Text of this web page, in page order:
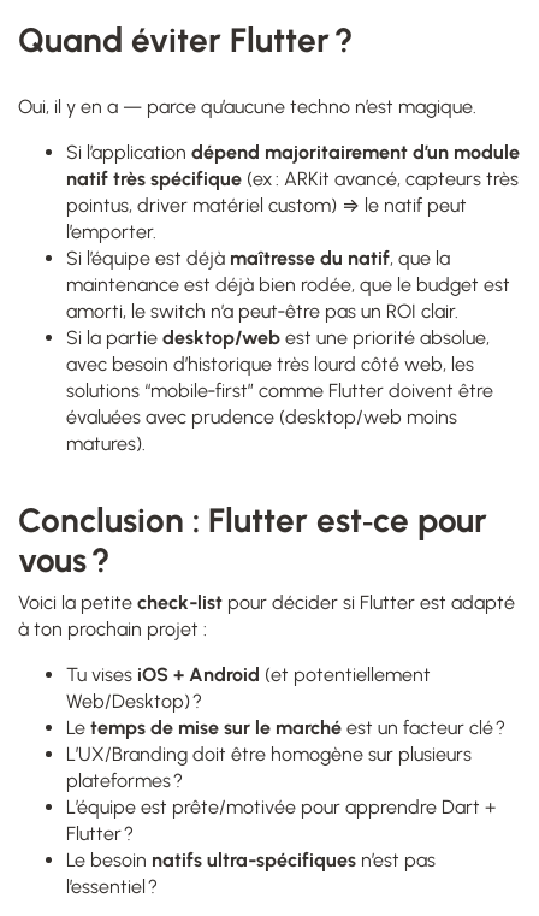
Quand éviter Flutter ?
Oui, il y en a — parce qu’aucune techno n’est magique.
Si l’application dépend majoritairement d’un module
natif très spécifique (ex : ARKit avancé, capteurs très
pointus, driver matériel custom) ⇒ le natif peut
l’emporter.
Si l’équipe est déjà maîtresse du natif, que la
maintenance est déjà bien rodée, que le budget est
amorti, le switch n’a peut‑être pas un ROI clair.
Si la partie desktop/web est une priorité absolue,
avec besoin d’historique très lourd côté web, les
solutions “mobile‑first” comme Flutter doivent être
évaluées avec prudence (desktop/web moins
matures).
Conclusion : Flutter est‑ce pour
vous ?
Voici la petite check‑list pour décider si Flutter est adapté
à ton prochain projet :
Tu vises iOS + Android (et potentiellement
Web/Desktop) ?
Le temps de mise sur le marché est un facteur clé ?
L’UX/Branding doit être homogène sur plusieurs
plateformes ?
L’équipe est prête/motivée pour apprendre Dart +
Flutter ?
Le besoin natifs ultra‑spécifiques n’est pas
l’essentiel ?